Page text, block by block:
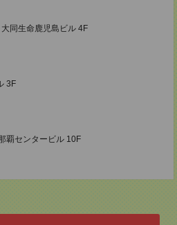
同生命鹿児島ビル 4F
3F
覇センタービル 10F